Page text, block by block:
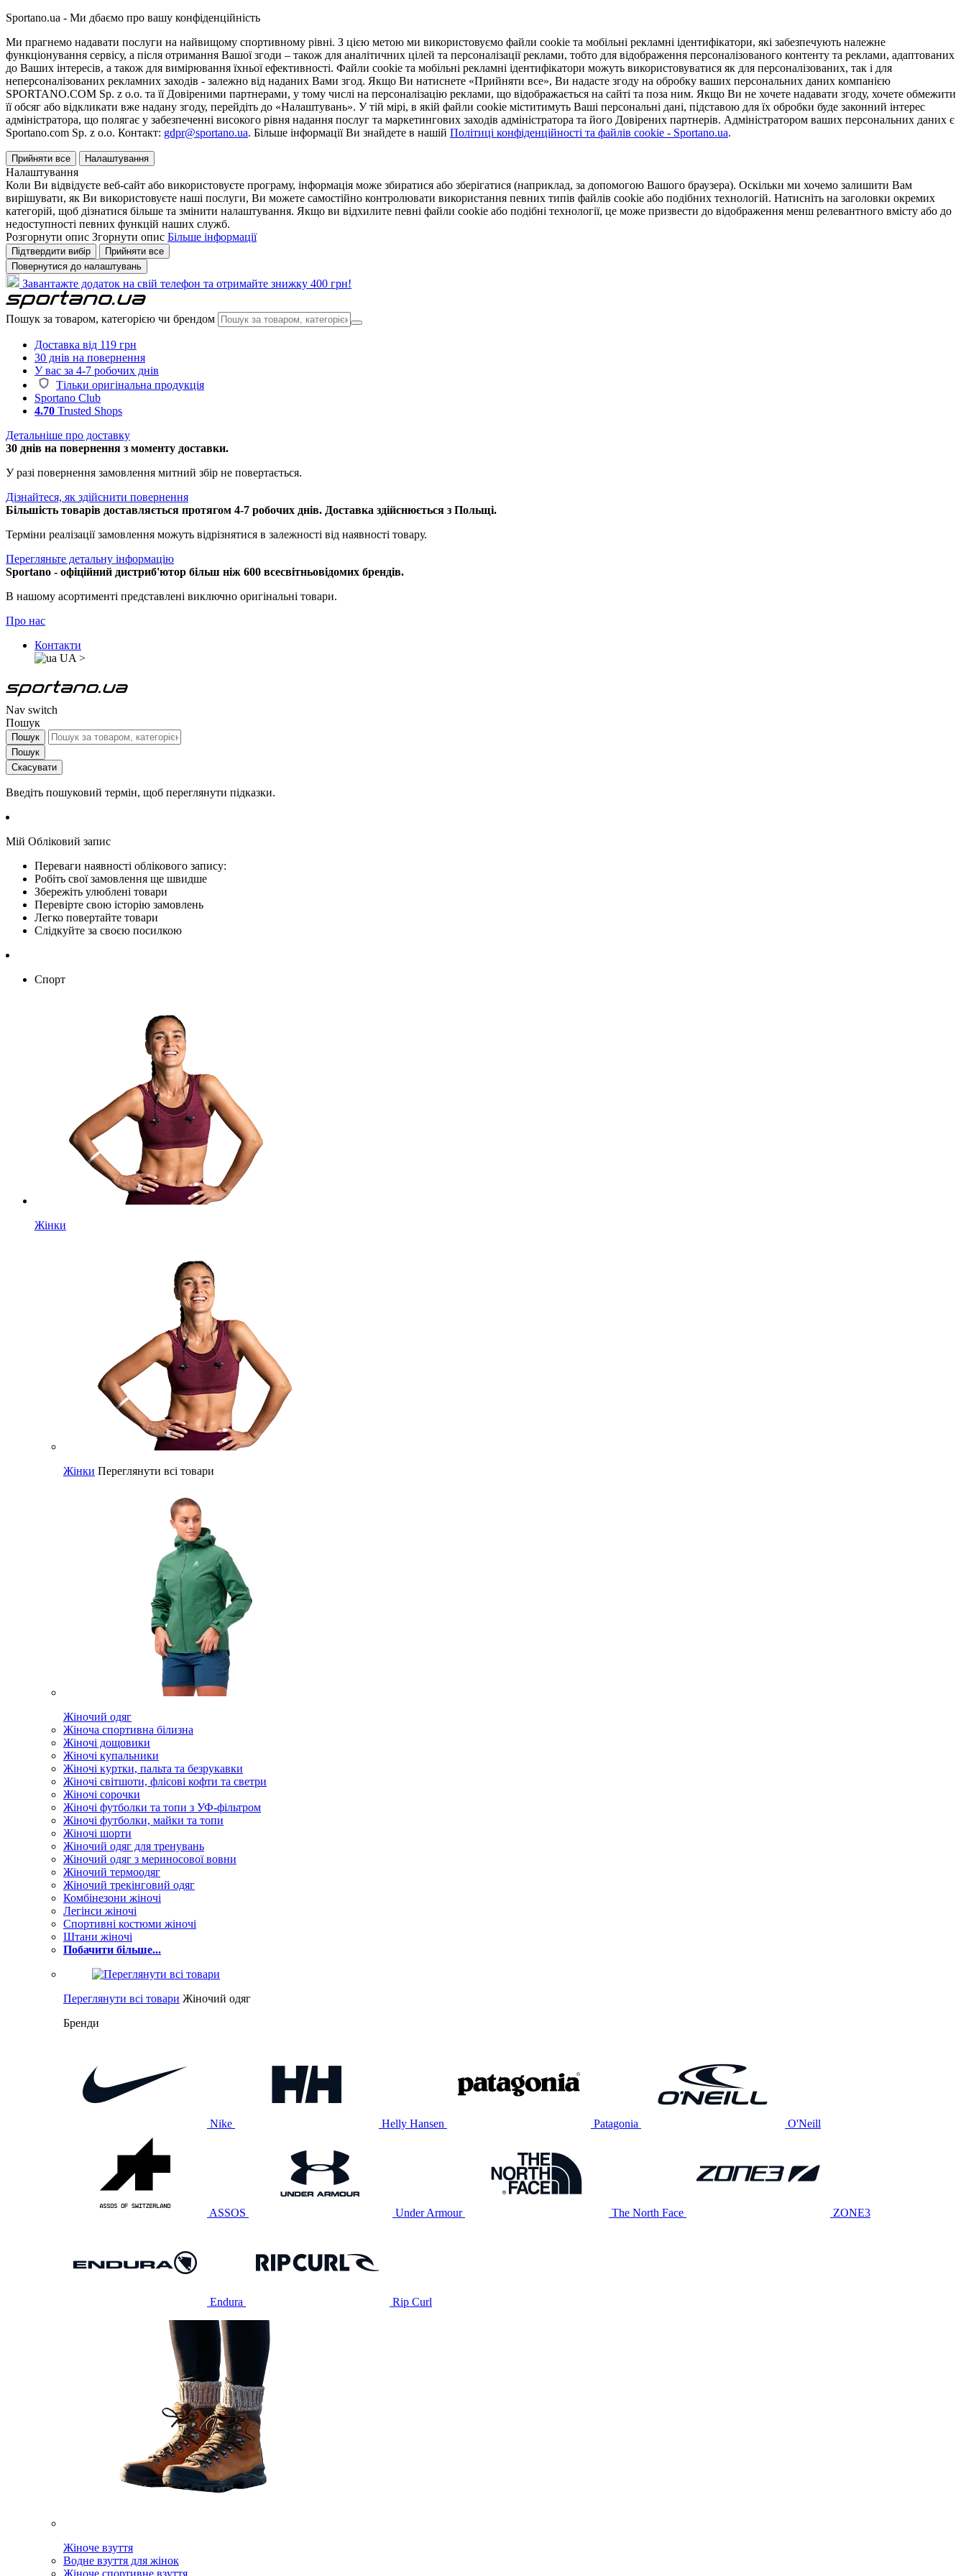
Sportano.ua - Ми дбаємо про вашу конфіденційність
Ми прагнемо надавати послуги на найвищому спортивному рівні. З цією метою ми використовуємо файли cookie та мобільні рекламні ідентифікатори, які забезпечують належне
функціонування сервісу, а після отримання Вашої згоди – також для аналітичних цілей та персоналізації реклами, тобто для відображення персоналізованого контенту та реклами, адаптованих
до Ваших інтересів, а також для вимірювання їхньої ефективності. Файли cookie та мобільні рекламні ідентифікатори можуть використовуватися як для персоналізованих, так і для
неперсоналізованих рекламних заходів - залежно від наданих Вами згод. Якщо Ви натиснете «Прийняти все», Ви надасте згоду на обробку ваших персональних даних компанією
SPORTANO.COM Sp. z o.o. та її Довіреними партнерами, у тому числі на персоналізацію реклами, що відображається на сайті та поза ним. Якщо Ви не хочете надавати згоду, хочете обмежити
її обсяг або відкликати вже надану згоду, перейдіть до «Налаштувань». У тій мірі, в якій файли cookie міститимуть Ваші персональні дані, підставою для їх обробки буде законний інтерес
адміністратора, що полягає у забезпеченні високого рівня надання послуг та маркетингових заходів адміністратора та його Довірених партнерів. Адміністратором ваших персональних даних є
Sportano.com Sp. z o.o. Контакт: gdpr@sportano.ua. Більше інформації Ви знайдете в нашій Політиці конфіденційності та файлів cookie - Sportano.ua.
Прийняти все Налаштування
Налаштування
Коли Ви відвідуєте веб-сайт або використовуєте програму, інформація може збиратися або зберігатися (наприклад, за допомогою Вашого браузера). Оскільки ми хочемо залишити Вам
вирішувати, як Ви використовуєте наші послуги, Ви можете самостійно контролювати використання певних типів файлів cookie або подібних технологій. Натисніть на заголовки окремих
категорій, щоб дізнатися більше та змінити налаштування. Якщо ви відхилите певні файли cookie або подібні технології, це може призвести до відображення менш релевантного вмісту або до
недоступності певних функцій наших служб.
Розгорнути опис Згорнути опис Більше інформації
Підтвердити вибір
Прийняти все
Повернутися до налаштувань
Завантажте додаток на свій телефон та отримайте знижку 400 грн!
Пошук за товаром, категорією чи брендом
Доставка від 119 грн
30 днів на повернення
У вас за 4-7 робочих днів
Тільки оригінальна продукція
Sportano Club
4.70 Trusted Shops
Детальніше про доставку
30 днів на повернення з моменту доставки.
У разі повернення замовлення митний збір не повертається.
Дізнайтеся, як здійснити повернення
Більшість товарів доставляється протягом 4-7 робочих днів. Доставка здійснюється з Польщі.
Терміни реалізації замовлення можуть відрізнятися в залежності від наявності товару.
Перегляньте детальну інформацію
Sportano - офіційний дистриб'ютор більш ніж 600 всесвітньовідомих брендів.
В нашому асортименті представлені виключно оригінальні товари.
Про нас
Контакти
UA >
Nav switch
Пошук
Пошук
Пошук
Скасувати
Введіть пошуковий термін, щоб переглянути підказки.
Мій Обліковий запис
Переваги наявності облікового запису:
Робіть свої замовлення ще швидше
Збережіть улюблені товари
Перевірте свою історію замовлень
Легко повертайте товари
Слідкуйте за своєю посилкою
Спорт
Жінки
Жінки Переглянути всі товари
Жіночий одяг
Жіноча спортивна білизна
Жіночі дощовики
Жіночі купальники
Жіночі куртки, пальта та безрукавки
Жіночі світшоти, флісові кофти та светри
Жіночі сорочки
Жіночі футболки та топи з УФ-фільтром
Жіночі футболки, майки та топи
Жіночі шорти
Жіночий одяг для тренувань
Жіночий одяг з мериносової вовни
Жіночий термоодяг
Жіночий трекінговий одяг
Комбінезони жіночі
Легінси жіночі
Спортивні костюми жіночі
Штани жіночі
Побачити більше...
Переглянути всі товари Жіночий одяг
Бренди
Nike Helly Hansen Patagonia O'Neill
ASSOS Under Armour The North Face ZONE3
Endura Rip Curl
Жіноче взуття
Водне взуття для жінок
Жіноче спортивне взуття